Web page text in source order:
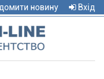
новину Вхід